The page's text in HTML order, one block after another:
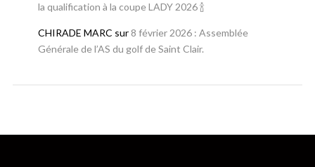
la qualification à la coupe LADY 2026 🍾
CHIRADE MARC sur 8 février 2026 : Assemblée
Générale de l’AS du golf de Saint Clair.